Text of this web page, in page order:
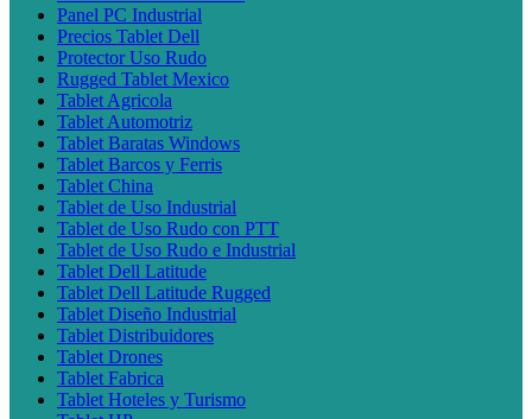
Panel PC Industrial
Precios Tablet Dell
Protector Uso Rudo
Rugged Tablet Mexico
Tablet Agricola
Tablet Automotriz
Tablet Baratas Windows
Tablet Barcos y Ferris
Tablet China
Tablet de Uso Industrial
Tablet de Uso Rudo con PTT
Tablet de Uso Rudo e Industrial
Tablet Dell Latitude
Tablet Dell Latitude Rugged
Tablet Diseño Industrial
Tablet Distribuidores
Tablet Drones
Tablet Fabrica
Tablet Hoteles y Turismo